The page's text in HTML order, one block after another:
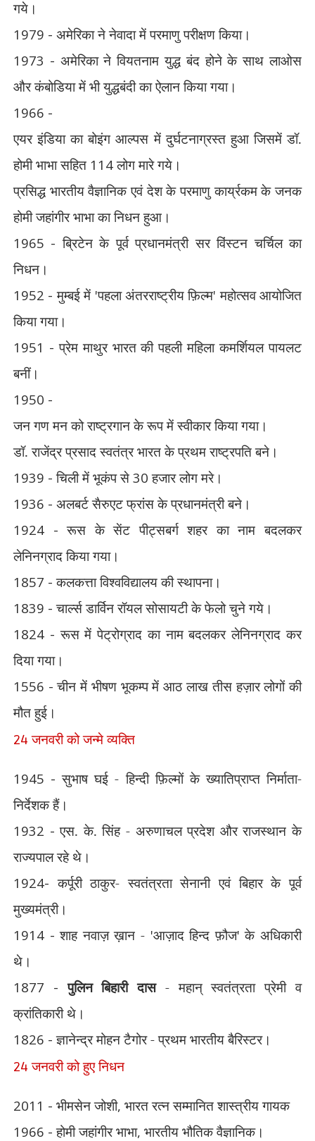
गये।
1979 - अमेरिका ने नेवादा में परमाणु परीक्षण किया।
1973 - अमेरिका ने वियतनाम युद्ध बंद होने के साथ लाओस
और कंबोडिया में भी युद्धबंदी का ऐलान किया गया।
1966 -
एयर इंडिया का बोइंग आल्पस में दुर्घटनाग्रस्त हुआ जिसमें डॉ.
होमी भाभा सहित 114लोग मारे गये।
प्रसिद्ध भारतीय वैज्ञानिक एवं देश के परमाणु कार्य्रकम के जनक
होमी जहांगीर भाभा का निधन हुआ।
1965 -ब्रिटेन के पूर्व प्रधानमंत्री सर विंस्टन चर्चिल का
निधन।
1952 -मुम्बई में 'पहला अंतरराष्ट्रीय फ़िल्म'महोत्सव आयोजित
किया गया।
1951 -प्रेम माथुर भारत की पहली महिला कमर्शियल पायलट
बनीं।
1950 -
जन गण मन को राष्ट्रगान के रूप में स्वीकार किया गया।
डॉ. राजेंद्र प्रसाद स्वतंत्र भारत के प्रथम राष्ट्रपति बने।
1939 -चिली में भूकंप से 30 हजार लोग मरे।
1936 - अलबर्ट सैरुएट फ्रांस के प्रधानमंत्री बने।
1924 -रूस के सेंट पीट्सबर्ग शहर का नाम बदलकर
लेनिनग्राद किया गया।
1857 -कलकत्ता विश्वविद्यालय की स्थापना।
1839 -चार्ल्स डार्विन रॉयल सोसायटी के फेलो चुने गये।
1824 -रूस में पेट्रोग्राद का नाम बदलकर लेनिनग्राद कर
दिया गया।
1556 -चीन में भीषण भूकम्प में आठ लाख तीस हज़ार लोगों की
मौत हुई।
24 जनवरी को जन्मे व्यक्ति
1945 -सुभाष घई - हिन्दी फ़िल्मों के ख्यातिप्राप्त निर्माता-
निर्देशक हैं।
1932 -एस. के. सिंह - अरुणाचल प्रदेश और राजस्थान के
राज्यपाल रहे थे।
1924-कर्पूरी ठाकुर- स्वतंत्रता सेनानी एवं बिहार के पूर्व
मुख्यमंत्री।
1914 -शाह नवाज़ ख़ान - 'आज़ाद हिन्द फ़ौज'के अधिकारी
थे।
1877 -पुलिन बिहारी दास- महान् स्वतंत्रता प्रेमी व
क्रांतिकारी थे।
1826 -ज्ञानेन्द्र मोहन टैगोर - प्रथम भारतीय बैरिस्टर।
24 जनवरी को हुए निधन
2011 - भीमसेन जोशी, भारत रत्न सम्मानित शास्त्रीय गायक
1966 -होमी जहांगीर भाभा, भारतीय भौतिक वैज्ञानिक।